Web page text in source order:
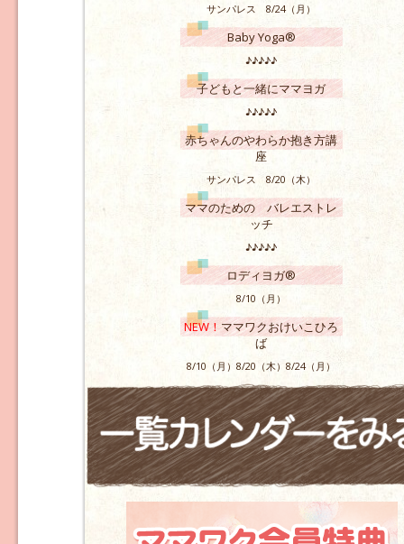
サンパレス 8/24（月）
Baby Yoga®
♪♪♪♪♪
子どもと一緒にママヨガ
♪♪♪♪♪
赤ちゃんのやわらか抱き方講
座
サンパレス 8/20（木）
ママのための バレエストレ
ッチ
♪♪♪♪♪
ロディヨガ®
8/10（月）
NEW！ママワクおけいこひろ
ば
8/10（月）8/20（木）8/24（月）